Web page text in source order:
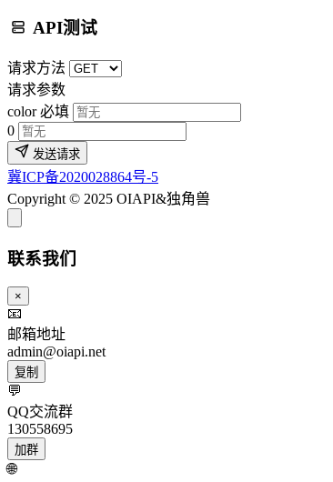
API测试
请求方法
请求参数
color必填
0
发送请求
冀ICP备2020028864号-5
Copyright © 2025 OIAPI&独角兽
联系我们
×
📧
邮箱地址
admin@oiapi.net
复制
💬
QQ交流群
130558695
加群
🌐